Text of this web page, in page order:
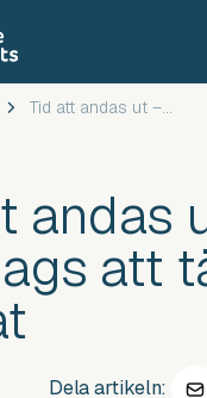
Tid att andas ut – och dags att tänka framåt
andas
att
Dela artikeln: